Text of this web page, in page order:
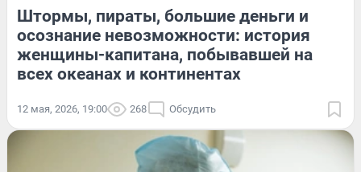
Штормы, пираты, большие деньги и
осознание невозможности: история
женщины-капитана, побывавшей на
всех океанах и континентах
12 мая, 2026, 19:00 268 Обсудить